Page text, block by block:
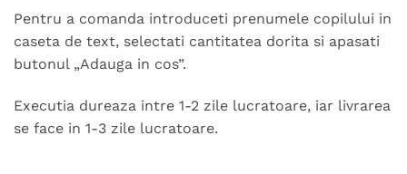
Pentru a comanda introduceti prenumele copilului in
caseta de text, selectati cantitatea dorita si apasati
butonul „Adauga in cos”.
Executia dureaza intre 1-2 zile lucratoare, iar livrarea
se face in 1-3 zile lucratoare.